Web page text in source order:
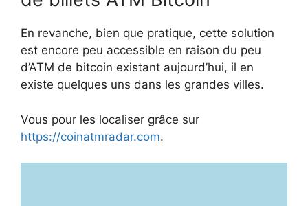
En revanche, bien que pratique, cette solution
est encore peu accessible en raison du peu
d’ATM de bitcoin existant aujourd’hui, il en
existe quelques uns dans les grandes villes.
Vous pour les localiser grâce sur
https://coinatmradar.com.